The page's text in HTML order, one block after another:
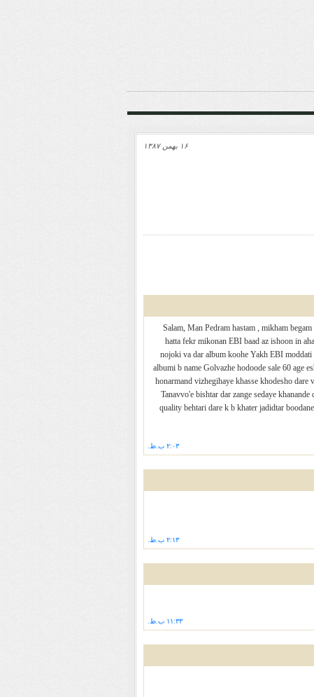
۱۶ بهمن ۱۳۸۷
Salam, Man Pedram hastam , mikham
hatta fekr mikonan EBI baad az ishoon in
nojoki va dar album koohe Yakh EBI moddati
albumi b name Golvazhe hodoode sale 60 age
honarmand vizhegihaye khasse khodesho dare
Tanavvo'e bishtar dar zange sedaye
quality behtari dare k b khater jadidtar
۲:۰۳ ب.ظ.
۲:۱۳ ب.ظ.
۱۱:۳۳ ب.ظ.